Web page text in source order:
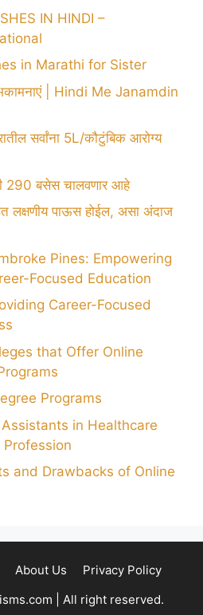
IN HINDI –
in Marathi for Sister
| Hindi Me Janamdin
सर्वांना 5L/कौटुंबिक आरोग्य
290 बसेस चालवणार आहे
लक्षणीय पाऊस होईल, असा अंदाज
Pines: Empowering
Focused Education
Career-Focused
that Offer Online
Programs
in Healthcare
and Drawbacks of Online
About Us
Privacy Policy
| All right reserved.